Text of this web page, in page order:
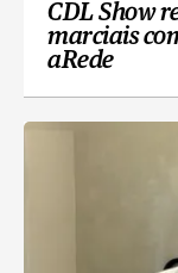
CDL Show
marciais
aRede